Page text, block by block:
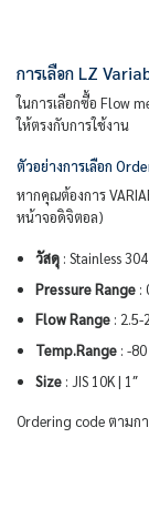
การเลือก LZ
ในการเลือกซื้อ Flow
ให้ตรงกับการใช้งาน
ตัวอย่างการเลือก
หากคุณต้องการ
หน้าจอดิจิตอล)
วัสดุ: Stainless 304
Pressure Range:
Flow Range: 2.5-
Temp.Range: -80
Size: JIS 10K | 1″
Ordering code ตามก